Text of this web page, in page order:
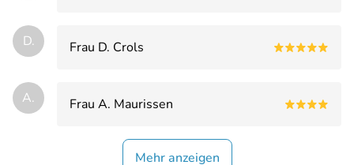
D. Frau D. Crols
A. Frau A. Maurissen
Mehr anzeigen